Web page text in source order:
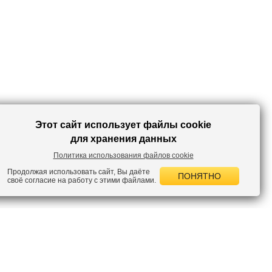
Этот сайт использует файлы cookie
для хранения данных
Политика использования файлов cookie
Продолжая использовать сайт, Вы даёте
своё согласие на работу с этими файлами.
ПОНЯТНО